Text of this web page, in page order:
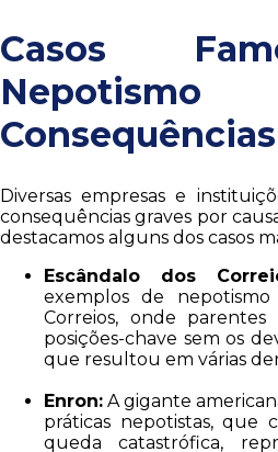
Casos
Consequências
Diversas empresas e
consequências graves por
destacamos alguns dos casos
Escândalo dos
exemplos de
Correios, onde
posições-chave sem os
que resultou em várias
Enron: A gigante
práticas nepotistas, que
queda catastrófica,